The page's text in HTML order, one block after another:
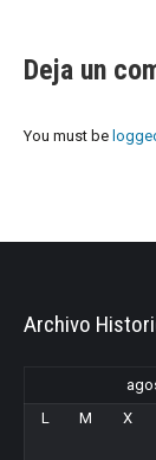
Deja un
You must be
Archivo
L
M X